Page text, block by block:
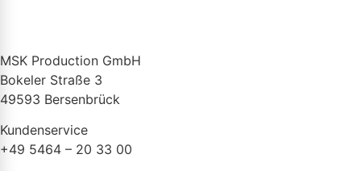
MSK Production GmbH
Bokeler Straße 3
49593 Bersenbrück
Kundenservice
+49 5464 – 20 33 00